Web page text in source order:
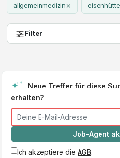
allgemeinmedizin×
Filter
Neue Treffer für diese
erhalten?
Job-Agent
Ich akzeptiere die AGB.